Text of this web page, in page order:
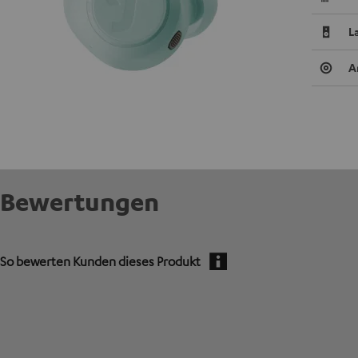
Bewertungen
So bewerten Kunden dieses Produkt